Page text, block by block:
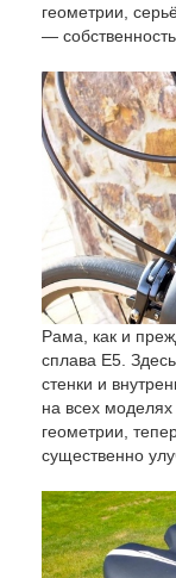
геометрии,
—
Рама, как и
сплава Е5.
стенки и
на всех
геометрии,
существенно